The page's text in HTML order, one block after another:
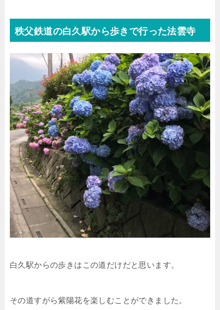
秩父鉄道の白久駅から歩きで行った法雲寺
白久駅からの歩きはこの道だけだと思います。
その道すがら紫陽花を楽しむことができました。